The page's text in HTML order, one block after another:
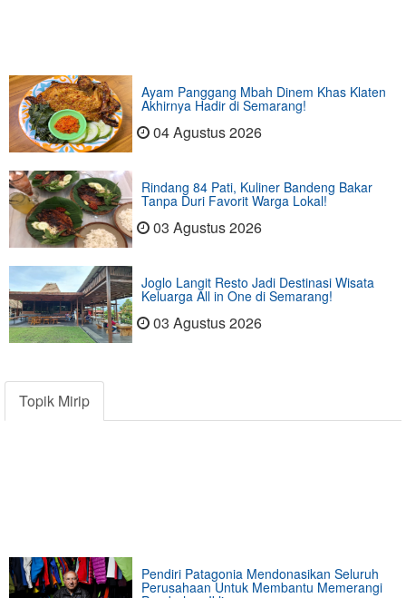
Ayam Panggang Mbah Dinem Khas Klaten
Akhirnya Hadir di Semarang!
04 Agustus 2026
Rindang 84 Pati, Kuliner Bandeng Bakar
Tanpa Duri Favorit Warga Lokal!
03 Agustus 2026
Joglo Langit Resto Jadi Destinasi Wisata
Keluarga All in One di Semarang!
03 Agustus 2026
Topik Mirip
Pendiri Patagonia Mendonasikan Seluruh
Perusahaan Untuk Membantu Memerangi